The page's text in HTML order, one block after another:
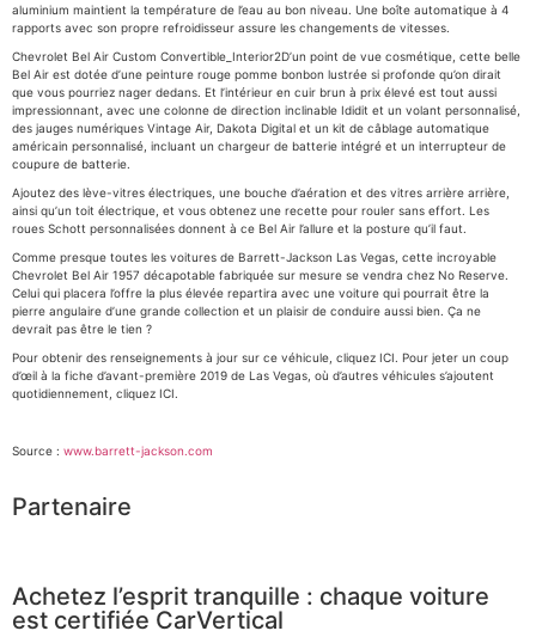
aluminium maintient la température de l’eau au bon niveau. Une boîte automatique à 4
rapports avec son propre refroidisseur assure les changements de vitesses.
Chevrolet Bel Air Custom Convertible_Interior2D’un point de vue cosmétique, cette belle
Bel Air est dotée d’une peinture rouge pomme bonbon lustrée si profonde qu’on dirait
que vous pourriez nager dedans. Et l’intérieur en cuir brun à prix élevé est tout aussi
impressionnant, avec une colonne de direction inclinable Ididit et un volant personnalisé,
des jauges numériques Vintage Air, Dakota Digital et un kit de câblage automatique
américain personnalisé, incluant un chargeur de batterie intégré et un interrupteur de
coupure de batterie.
Ajoutez des lève-vitres électriques, une bouche d’aération et des vitres arrière arrière,
ainsi qu’un toit électrique, et vous obtenez une recette pour rouler sans effort. Les
roues Schott personnalisées donnent à ce Bel Air l’allure et la posture qu’il faut.
Comme presque toutes les voitures de Barrett-Jackson Las Vegas, cette incroyable
Chevrolet Bel Air 1957 décapotable fabriquée sur mesure se vendra chez No Reserve.
Celui qui placera l’offre la plus élevée repartira avec une voiture qui pourrait être la
pierre angulaire d’une grande collection et un plaisir de conduire aussi bien. Ça ne
devrait pas être le tien ?
Pour obtenir des renseignements à jour sur ce véhicule, cliquez ICI. Pour jeter un coup
d’œil à la fiche d’avant-première 2019 de Las Vegas, où d’autres véhicules s’ajoutent
quotidiennement, cliquez ICI.
Source : www.barrett-jackson.com
Partenaire
Achetez l’esprit tranquille : chaque voiture
est certifiée CarVertical